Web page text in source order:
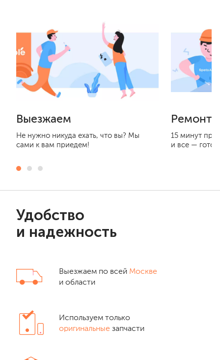
Выезжаем
Не нужно никуда ехать, что вы? Мы
сами к вам приедем!
15 минут
и все —
Удобство
и надежность
Выезжаем по всей Москве
и области
Используем только
оригинальные запчасти